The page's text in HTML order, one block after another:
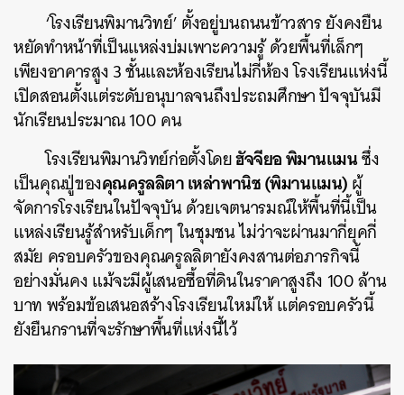
‘โรงเรียนพิมานวิทย์’ ตั้งอยู่บนถนนข้าวสาร ยังคงยืน
หยัดทำหน้าที่เป็นแหล่งบ่มเพาะความรู้ ด้วยพื้นที่เล็กๆ
เพียงอาคารสูง 3 ชั้นและห้องเรียนไม่กี่ห้อง โรงเรียนแห่งนี้
เปิดสอนตั้งแต่ระดับอนุบาลจนถึงประถมศึกษา ปัจจุบันมี
นักเรียนประมาณ 100 คน
โรงเรียนพิมานวิทย์ก่อตั้งโดยฮัจจียอ พิมานแมนซึ่ง
เป็นคุณปู่ของคุณครูลลิตา เหล่าพานิช (พิมานแมน)ผู้
จัดการโรงเรียนในปัจจุบันด้วยเจตนารมณ์ให้พื้นที่นี้เป็น
แหล่งเรียนรู้สำหรับเด็กๆ ในชุมชน ไม่ว่าจะผ่านมากี่ยุคกี่
สมัย ครอบครัวของคุณครูลลิตายังคงสานต่อภารกิจนี้
อย่างมั่นคง แม้จะมีผู้เสนอซื้อที่ดินในราคาสูงถึง 100 ล้าน
บาท พร้อมข้อเสนอสร้างโรงเรียนใหม่ให้ แต่ครอบครัวนี้
ยังยืนกรานที่จะรักษาพื้นที่แห่งนี้ไว้